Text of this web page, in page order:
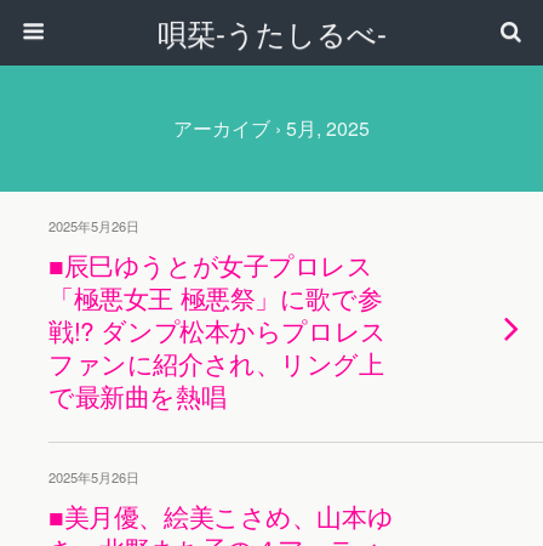
唄栞-うたしるべ-
アーカイブ › 5月, 2025
2025年5月26日
■辰巳ゆうとが女子プロレス
「極悪女王 極悪祭」に歌で参
戦!? ダンプ松本からプロレス
ファンに紹介され、リング上
で最新曲を熱唱
2025年5月26日
■美月優、絵美こさめ、山本ゆ